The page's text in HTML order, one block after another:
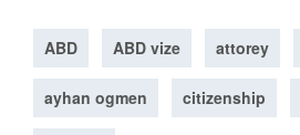
ABD ABD vize attorey
ayhan ogmen citizenship